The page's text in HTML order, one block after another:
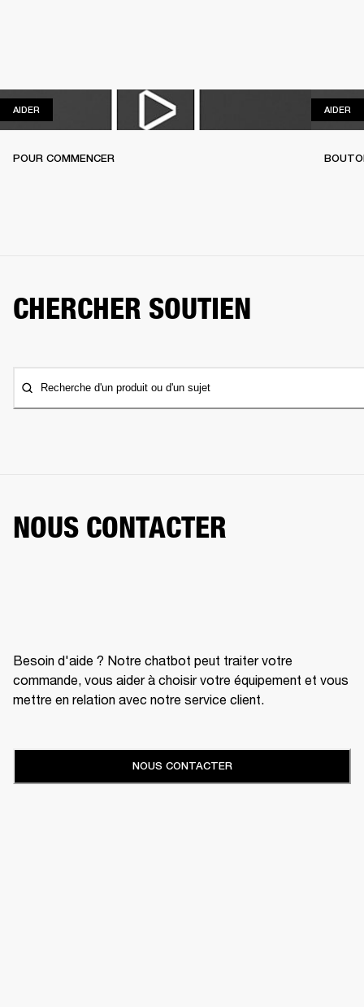
AIDER
POUR COMMENCER
AIDER
CHERCHER SOUTIEN
Recherche d'un produit ou d'un sujet
NOUS CONTACTER
Besoin d'aide ? Notre chatbot peut traiter votre
commande, vous aider à choisir votre équipement et vous
mettre en relation avec notre service client.
NOUS CONTACTER